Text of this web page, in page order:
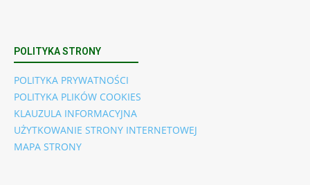
POLITYKA STRONY
POLITYKA PRYWATNOŚCI
POLITYKA PLIKÓW COOKIES
KLAUZULA INFORMACYJNA
UŻYTKOWANIE STRONY INTERNETOWEJ
MAPA STRONY